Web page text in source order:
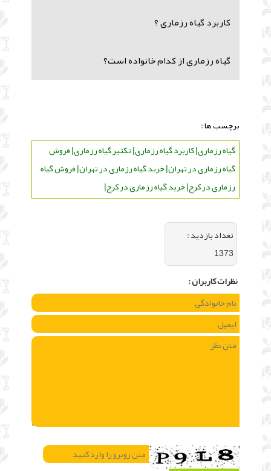
کاربرد گیاه رزماری ؟
گیاه رزماری از کدام خانواده است؟
برچسب ها :
گیاه رزماری| کاربرد گیاه رزماری| تکثیر گیاه رزماری| فروش
گیاه رزماری در تهران| خرید گیاه رزماری در تهران| فروش گیاه
رزماری در کرج| خرید گیاه رزماری در کرج|
تعداد بازديد :
1373
نظرات كاربران :